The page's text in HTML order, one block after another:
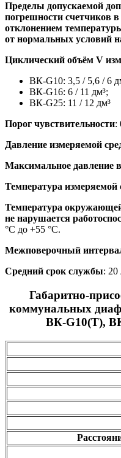
Пределы допускаемой
погрешности счетчиков
отклонением
от нормальных условий
Циклический объём V
ВК-G10: 3,5 / 5,6 / 6
ВК-G16: 6 / 11 дм³;
ВК-G25: 11 / 12 дм³
Порог чувствительности:
Давление измеряемой
Максимальное давление
Температура измеряемой
Температура
не нарушается
°С до +55 °С.
Межповерочный
Средний срок службы: 20
Габаритно-
коммунальных
ВК-G10(T),